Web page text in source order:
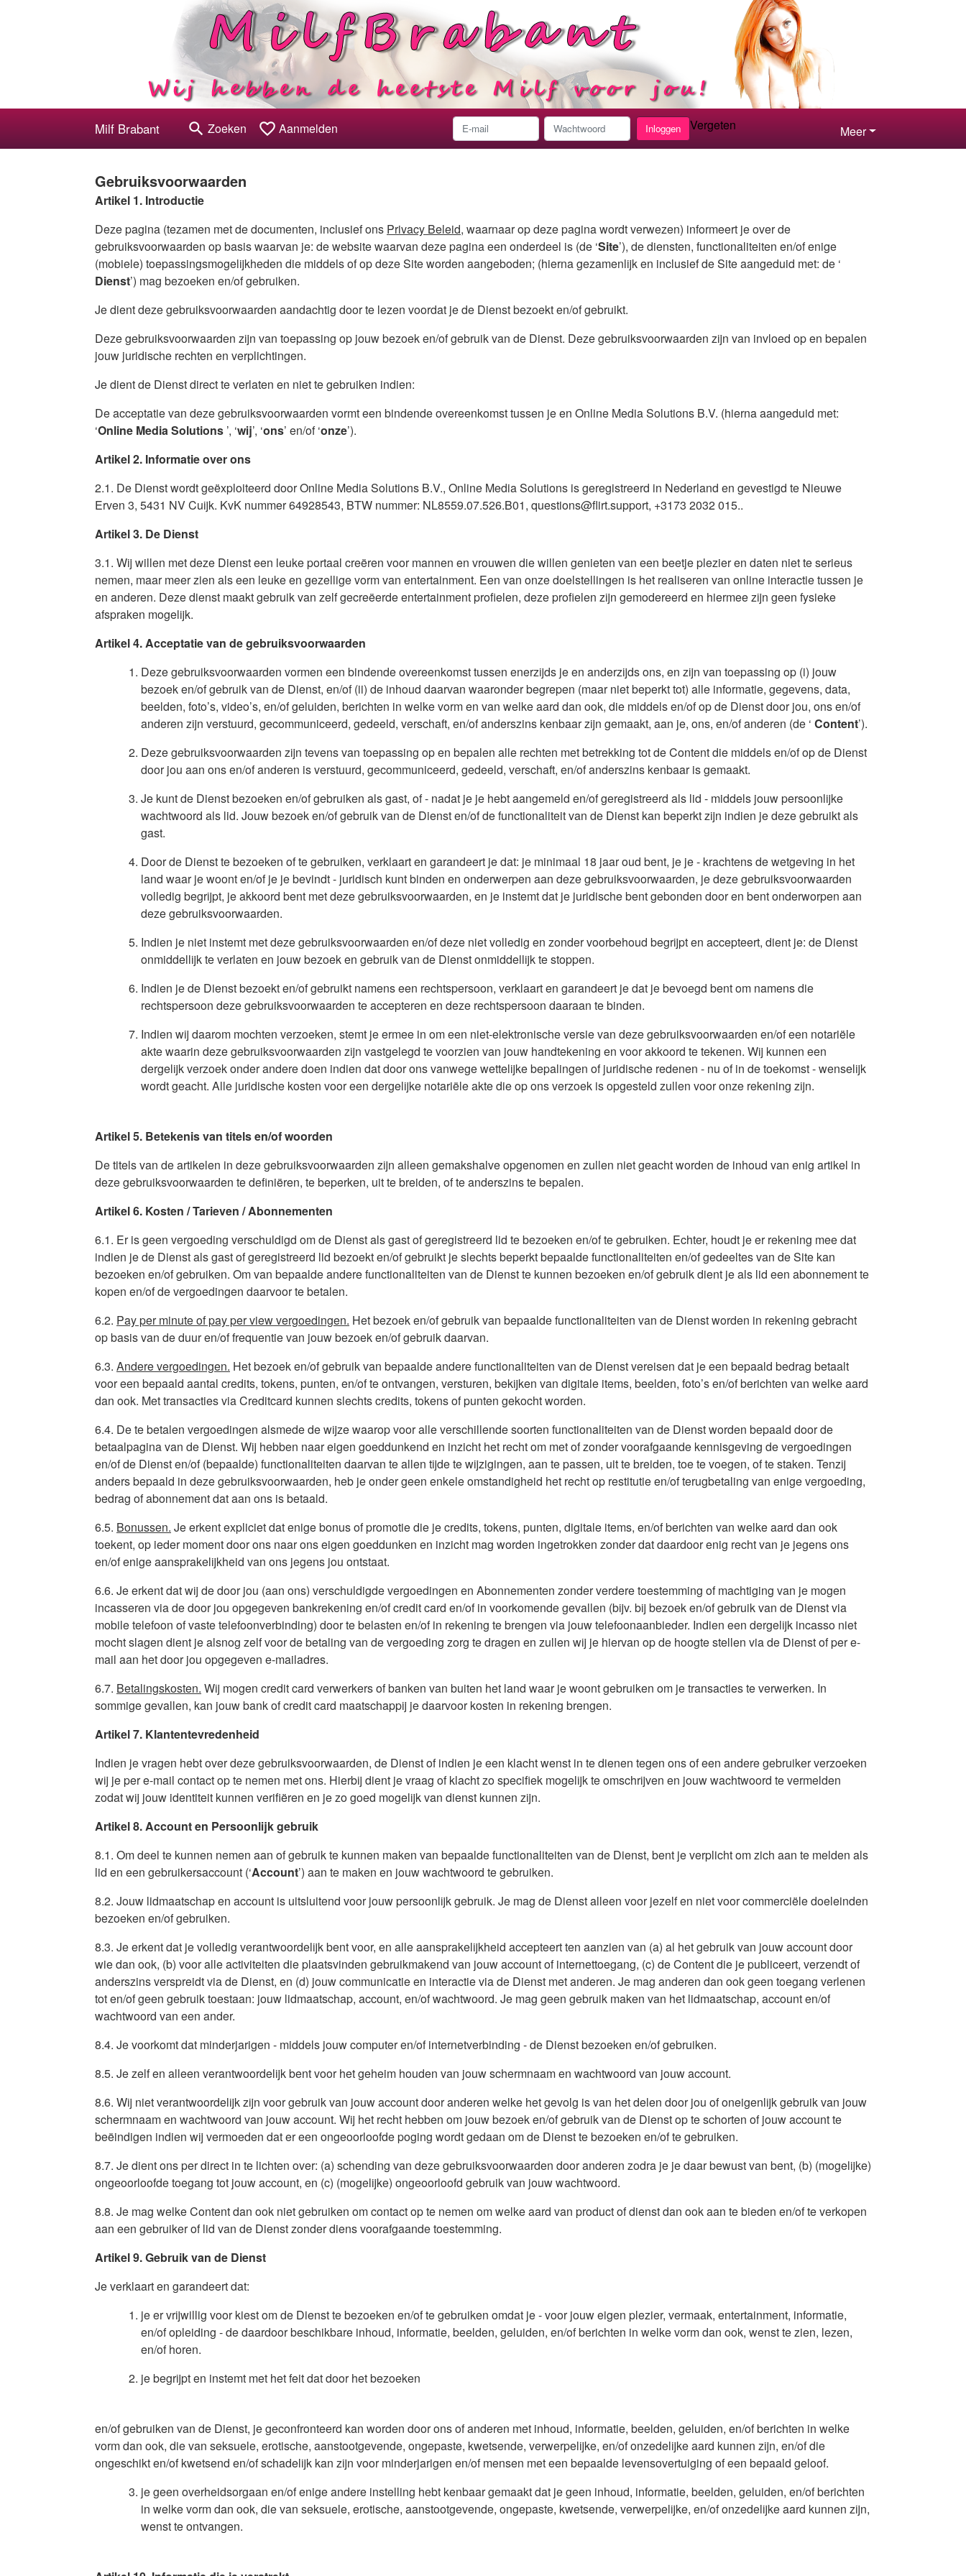
Milf Brabant search Zoeken favorite_border Aanmelden Inloggen Vergeten Meer
Gebruiksvoorwaarden
Artikel 1. Introductie
Deze pagina (tezamen met de documenten, inclusief ons Privacy Beleid, waarnaar op deze pagina wordt verwezen) informeert je over de
gebruiksvoorwaarden op basis waarvan je: de website waarvan deze pagina een onderdeel is (de ‘Site’), de diensten, functionaliteiten en/of enige
(mobiele) toepassingsmogelijkheden die middels of op deze Site worden aangeboden; (hierna gezamenlijk en inclusief de Site aangeduid met: de ‘
Dienst’) mag bezoeken en/of gebruiken.
Je dient deze gebruiksvoorwaarden aandachtig door te lezen voordat je de Dienst bezoekt en/of gebruikt.
Deze gebruiksvoorwaarden zijn van toepassing op jouw bezoek en/of gebruik van de Dienst. Deze gebruiksvoorwaarden zijn van invloed op en bepalen
jouw juridische rechten en verplichtingen.
Je dient de Dienst direct te verlaten en niet te gebruiken indien:
De acceptatie van deze gebruiksvoorwaarden vormt een bindende overeenkomst tussen je en Online Media Solutions B.V. (hierna aangeduid met:
‘Online Media Solutions ’, ‘wij’, ‘ons’ en/of ‘onze’).
Artikel 2. Informatie over ons
2.1. De Dienst wordt geëxploiteerd door Online Media Solutions B.V., Online Media Solutions is geregistreerd in Nederland en gevestigd te Nieuwe
Erven 3, 5431 NV Cuijk. KvK nummer 64928543, BTW nummer: NL8559.07.526.B01, questions@flirt.support, +3173 2032 015..
Artikel 3. De Dienst
3.1. Wij willen met deze Dienst een leuke portaal creëren voor mannen en vrouwen die willen genieten van een beetje plezier en daten niet te serieus
nemen, maar meer zien als een leuke en gezellige vorm van entertainment. Een van onze doelstellingen is het realiseren van online interactie tussen je
en anderen. Deze dienst maakt gebruik van zelf gecreëerde entertainment profielen, deze profielen zijn gemodereerd en hiermee zijn geen fysieke
afspraken mogelijk.
Artikel 4. Acceptatie van de gebruiksvoorwaarden
Deze gebruiksvoorwaarden vormen een bindende overeenkomst tussen enerzijds je en anderzijds ons, en zijn van toepassing op (i) jouw
bezoek en/of gebruik van de Dienst, en/of (ii) de inhoud daarvan waaronder begrepen (maar niet beperkt tot) alle informatie, gegevens, data,
beelden, foto’s, video’s, en/of geluiden, berichten in welke vorm en van welke aard dan ook, die middels en/of op de Dienst door jou, ons en/of
anderen zijn verstuurd, gecommuniceerd, gedeeld, verschaft, en/of anderszins kenbaar zijn gemaakt, aan je, ons, en/of anderen (de ‘ Content’).
Deze gebruiksvoorwaarden zijn tevens van toepassing op en bepalen alle rechten met betrekking tot de Content die middels en/of op de Dienst
door jou aan ons en/of anderen is verstuurd, gecommuniceerd, gedeeld, verschaft, en/of anderszins kenbaar is gemaakt.
Je kunt de Dienst bezoeken en/of gebruiken als gast, of - nadat je je hebt aangemeld en/of geregistreerd als lid - middels jouw persoonlijke
wachtwoord als lid. Jouw bezoek en/of gebruik van de Dienst en/of de functionaliteit van de Dienst kan beperkt zijn indien je deze gebruikt als
gast.
Door de Dienst te bezoeken of te gebruiken, verklaart en garandeert je dat: je minimaal 18 jaar oud bent, je je - krachtens de wetgeving in het
land waar je woont en/of je je bevindt - juridisch kunt binden en onderwerpen aan deze gebruiksvoorwaarden, je deze gebruiksvoorwaarden
volledig begrijpt, je akkoord bent met deze gebruiksvoorwaarden, en je instemt dat je juridische bent gebonden door en bent onderworpen aan
deze gebruiksvoorwaarden.
Indien je niet instemt met deze gebruiksvoorwaarden en/of deze niet volledig en zonder voorbehoud begrijpt en accepteert, dient je: de Dienst
onmiddellijk te verlaten en jouw bezoek en gebruik van de Dienst onmiddellijk te stoppen.
Indien je de Dienst bezoekt en/of gebruikt namens een rechtspersoon, verklaart en garandeert je dat je bevoegd bent om namens die
rechtspersoon deze gebruiksvoorwaarden te accepteren en deze rechtspersoon daaraan te binden.
Indien wij daarom mochten verzoeken, stemt je ermee in om een niet-elektronische versie van deze gebruiksvoorwaarden en/of een notariële
akte waarin deze gebruiksvoorwaarden zijn vastgelegd te voorzien van jouw handtekening en voor akkoord te tekenen. Wij kunnen een
dergelijk verzoek onder andere doen indien dat door ons vanwege wettelijke bepalingen of juridische redenen - nu of in de toekomst - wenselijk
wordt geacht. Alle juridische kosten voor een dergelijke notariële akte die op ons verzoek is opgesteld zullen voor onze rekening zijn.
Artikel 5. Betekenis van titels en/of woorden
De titels van de artikelen in deze gebruiksvoorwaarden zijn alleen gemakshalve opgenomen en zullen niet geacht worden de inhoud van enig artikel in
deze gebruiksvoorwaarden te definiëren, te beperken, uit te breiden, of te anderszins te bepalen.
Artikel 6. Kosten / Tarieven / Abonnementen
6.1. Er is geen vergoeding verschuldigd om de Dienst als gast of geregistreerd lid te bezoeken en/of te gebruiken. Echter, houdt je er rekening mee dat
indien je de Dienst als gast of geregistreerd lid bezoekt en/of gebruikt je slechts beperkt bepaalde functionaliteiten en/of gedeeltes van de Site kan
bezoeken en/of gebruiken. Om van bepaalde andere functionaliteiten van de Dienst te kunnen bezoeken en/of gebruik dient je als lid een abonnement te
kopen en/of de vergoedingen daarvoor te betalen.
6.2. Pay per minute of pay per view vergoedingen. Het bezoek en/of gebruik van bepaalde functionaliteiten van de Dienst worden in rekening gebracht
op basis van de duur en/of frequentie van jouw bezoek en/of gebruik daarvan.
6.3. Andere vergoedingen. Het bezoek en/of gebruik van bepaalde andere functionaliteiten van de Dienst vereisen dat je een bepaald bedrag betaalt
voor een bepaald aantal credits, tokens, punten, en/of te ontvangen, versturen, bekijken van digitale items, beelden, foto’s en/of berichten van welke aard
dan ook. Met transacties via Creditcard kunnen slechts credits, tokens of punten gekocht worden.
6.4. De te betalen vergoedingen alsmede de wijze waarop voor alle verschillende soorten functionaliteiten van de Dienst worden bepaald door de
betaalpagina van de Dienst. Wij hebben naar eigen goeddunkend en inzicht het recht om met of zonder voorafgaande kennisgeving de vergoedingen
en/of de Dienst en/of (bepaalde) functionaliteiten daarvan te allen tijde te wijzigingen, aan te passen, uit te breiden, toe te voegen, of te staken. Tenzij
anders bepaald in deze gebruiksvoorwaarden, heb je onder geen enkele omstandigheid het recht op restitutie en/of terugbetaling van enige vergoeding,
bedrag of abonnement dat aan ons is betaald.
6.5. Bonussen. Je erkent expliciet dat enige bonus of promotie die je credits, tokens, punten, digitale items, en/of berichten van welke aard dan ook
toekent, op ieder moment door ons naar ons eigen goeddunken en inzicht mag worden ingetrokken zonder dat daardoor enig recht van je jegens ons
en/of enige aansprakelijkheid van ons jegens jou ontstaat.
6.6. Je erkent dat wij de door jou (aan ons) verschuldigde vergoedingen en Abonnementen zonder verdere toestemming of machtiging van je mogen
incasseren via de door jou opgegeven bankrekening en/of credit card en/of in voorkomende gevallen (bijv. bij bezoek en/of gebruik van de Dienst via
mobile telefoon of vaste telefoonverbinding) door te belasten en/of in rekening te brengen via jouw telefoonaanbieder. Indien een dergelijk incasso niet
mocht slagen dient je alsnog zelf voor de betaling van de vergoeding zorg te dragen en zullen wij je hiervan op de hoogte stellen via de Dienst of per e-
mail aan het door jou opgegeven e-mailadres.
6.7. Betalingskosten. Wij mogen credit card verwerkers of banken van buiten het land waar je woont gebruiken om je transacties te verwerken. In
sommige gevallen, kan jouw bank of credit card maatschappij je daarvoor kosten in rekening brengen.
Artikel 7. Klantentevredenheid
Indien je vragen hebt over deze gebruiksvoorwaarden, de Dienst of indien je een klacht wenst in te dienen tegen ons of een andere gebruiker verzoeken
wij je per e-mail contact op te nemen met ons. Hierbij dient je vraag of klacht zo specifiek mogelijk te omschrijven en jouw wachtwoord te vermelden
zodat wij jouw identiteit kunnen verifiëren en je zo goed mogelijk van dienst kunnen zijn.
Artikel 8. Account en Persoonlijk gebruik
8.1. Om deel te kunnen nemen aan of gebruik te kunnen maken van bepaalde functionaliteiten van de Dienst, bent je verplicht om zich aan te melden als
lid en een gebruikersaccount (‘Account’) aan te maken en jouw wachtwoord te gebruiken.
8.2. Jouw lidmaatschap en account is uitsluitend voor jouw persoonlijk gebruik. Je mag de Dienst alleen voor jezelf en niet voor commerciële doeleinden
bezoeken en/of gebruiken.
8.3. Je erkent dat je volledig verantwoordelijk bent voor, en alle aansprakelijkheid accepteert ten aanzien van (a) al het gebruik van jouw account door
wie dan ook, (b) voor alle activiteiten die plaatsvinden gebruikmakend van jouw account of internettoegang, (c) de Content die je publiceert, verzendt of
anderszins verspreidt via de Dienst, en (d) jouw communicatie en interactie via de Dienst met anderen. Je mag anderen dan ook geen toegang verlenen
tot en/of geen gebruik toestaan: jouw lidmaatschap, account, en/of wachtwoord. Je mag geen gebruik maken van het lidmaatschap, account en/of
wachtwoord van een ander.
8.4. Je voorkomt dat minderjarigen - middels jouw computer en/of internetverbinding - de Dienst bezoeken en/of gebruiken.
8.5. Je zelf en alleen verantwoordelijk bent voor het geheim houden van jouw schermnaam en wachtwoord van jouw account.
8.6. Wij niet verantwoordelijk zijn voor gebruik van jouw account door anderen welke het gevolg is van het delen door jou of oneigenlijk gebruik van jouw
schermnaam en wachtwoord van jouw account. Wij het recht hebben om jouw bezoek en/of gebruik van de Dienst op te schorten of jouw account te
beëindigen indien wij vermoeden dat er een ongeoorloofde poging wordt gedaan om de Dienst te bezoeken en/of te gebruiken.
8.7. Je dient ons per direct in te lichten over: (a) schending van deze gebruiksvoorwaarden door anderen zodra je je daar bewust van bent, (b) (mogelijke)
ongeoorloofde toegang tot jouw account, en (c) (mogelijke) ongeoorloofd gebruik van jouw wachtwoord.
8.8. Je mag welke Content dan ook niet gebruiken om contact op te nemen om welke aard van product of dienst dan ook aan te bieden en/of te verkopen
aan een gebruiker of lid van de Dienst zonder diens voorafgaande toestemming.
Artikel 9. Gebruik van de Dienst
Je verklaart en garandeert dat:
je er vrijwillig voor kiest om de Dienst te bezoeken en/of te gebruiken omdat je - voor jouw eigen plezier, vermaak, entertainment, informatie,
en/of opleiding - de daardoor beschikbare inhoud, informatie, beelden, geluiden, en/of berichten in welke vorm dan ook, wenst te zien, lezen,
en/of horen.
je begrijpt en instemt met het feit dat door het bezoeken
en/of gebruiken van de Dienst, je geconfronteerd kan worden door ons of anderen met inhoud, informatie, beelden, geluiden, en/of berichten in welke
vorm dan ook, die van seksuele, erotische, aanstootgevende, ongepaste, kwetsende, verwerpelijke, en/of onzedelijke aard kunnen zijn, en/of die
ongeschikt en/of kwetsend en/of schadelijk kan zijn voor minderjarigen en/of mensen met een bepaalde levensovertuiging of een bepaald geloof.
je geen overheidsorgaan en/of enige andere instelling hebt kenbaar gemaakt dat je geen inhoud, informatie, beelden, geluiden, en/of berichten
in welke vorm dan ook, die van seksuele, erotische, aanstootgevende, ongepaste, kwetsende, verwerpelijke, en/of onzedelijke aard kunnen zijn,
wenst te ontvangen.